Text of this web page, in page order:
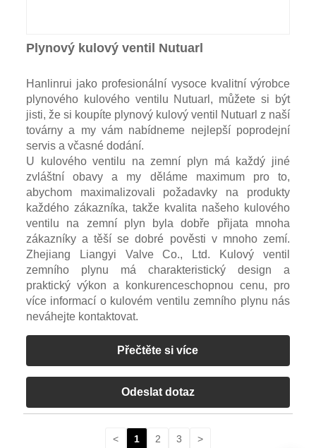
Plynový kulový ventil Nutuarl
Hanlinrui jako profesionální vysoce kvalitní výrobce
plynového kulového ventilu Nutuarl, můžete si být
jisti, že si koupíte plynový kulový ventil Nutuarl z naší
továrny a my vám nabídneme nejlepší poprodejní
servis a včasné dodání.
U kulového ventilu na zemní plyn má každý jiné
zvláštní obavy a my děláme maximum pro to,
abychom maximalizovali požadavky na produkty
každého zákazníka, takže kvalita našeho kulového
ventilu na zemní plyn byla dobře přijata mnoha
zákazníky a těší se dobré pověsti v mnoho zemí.
Zhejiang Liangyi Valve Co., Ltd. Kulový ventil
zemního plynu má charakteristický design a
praktický výkon a konkurenceschopnou cenu, pro
více informací o kulovém ventilu zemního plynu nás
neváhejte kontaktovat.
Přečtěte si více
Odeslat dotaz
< 1 2 3 >